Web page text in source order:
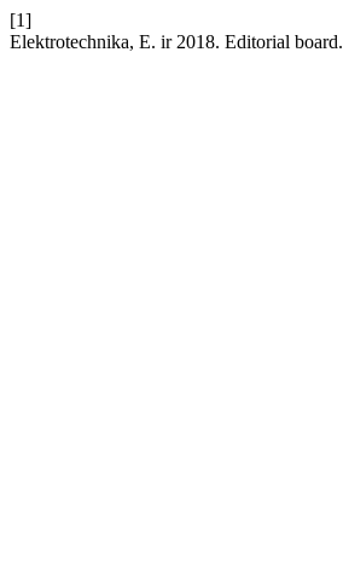
[1]
Elektrotechnika, E. ir 2018. Editorial board.